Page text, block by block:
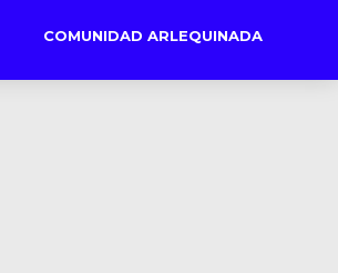
COMUNIDAD ARLEQUINADA